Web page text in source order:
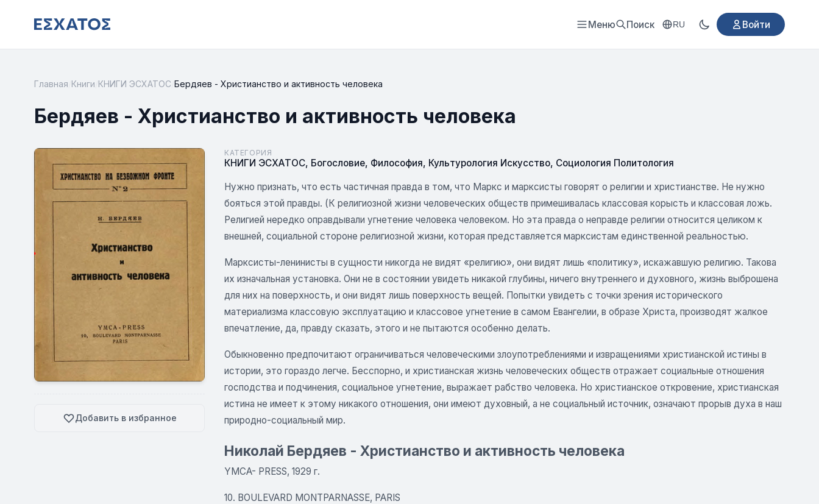
Меню Поиск RU Войти
Главная Книги КНИГИ ЭСХАТОС Бердяев - Христианство и активность человека
Бердяев - Христианство и активность человека
Добавить в избранное
КАТЕГОРИЯ
КНИГИ ЭСХАТОС, Богословие, Философия, Культурология Искусство, Социология Политология
Нужно признать, что есть частичная правда в том, что Маркс и марксисты говорят о религии и христианстве. Не нужно
бояться этой правды. (К религиозной жизни человеческих обществ примешивалась классовая корысть и классовая ложь.
Религией нередко оправдывали угнетение человека человеком. Но эта правда о неправде религии относится целиком к
внешней, социальной стороне религиозной жизни, которая представляется марксистам единственной реальностью.
Марксисты-ленинисты в сущности никогда не видят «религию», они видят лишь «политику», искажавшую религию. Такова
их изначальная установка. Они не в состоянии увидеть никакой глубины, ничего внутреннего и духовного, жизнь выброшена
для них на поверхность, и они видят лишь поверхность вещей. Попытки увидеть с точки зрения исторического
материализма классовую эксплуатацию и классовое угнетение в самом Евангелии, в образе Христа, производят жалкое
впечатление, да, правду сказать, этого и не пытаются особенно делать.
Обыкновенно предпочитают ограничиваться человеческими злоупотреблениями и извращениями христианской истины в
истории, это гораздо легче. Бесспорно, и христианская жизнь человеческих обществ отражает социальные отношения
господства и подчинения, социальное угнетение, выражает рабство человека. Но христианское откровение, христианская
истина не имеет к этому никакого отношения, они имеют духовный, а не социальный источник, означают прорыв духа в наш
природно-социальный мир.
Николай Бердяев - Христианство и активность человека
YMCA- PRESS, 1929 г.
10. BOULEVARD MONTPARNASSE, PARIS